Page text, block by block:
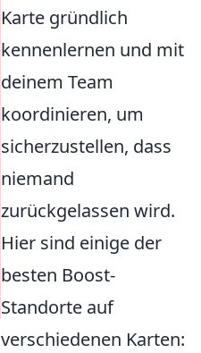
Karte gründlich
kennenlernen und mit
deinem Team
koordinieren, um
sicherzustellen, dass
niemand
zurückgelassen wird.
Hier sind einige der
besten Boost-
Standorte auf
verschiedenen Karten: